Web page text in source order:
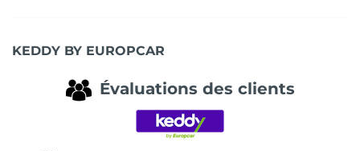
KEDDY BY EUROPCAR
Évaluations des clients